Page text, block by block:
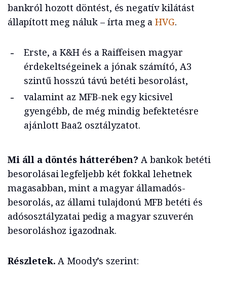
bankról hozott döntést, és negatív kilátást
állapított meg náluk – írta meg aHVG.
Erste, a K&H és a Raiffeisen magyar
érdekeltségeinek a jónak számító, A3
szintű hosszú távú betéti besorolást,
valamint az MFB-nek egy kicsivel
gyengébb, de még mindig befektetésre
ajánlott Baa2 osztályzatot.
Mi áll a döntés hátterében? A bankok betéti
besorolásai legfeljebb két fokkal lehetnek
magasabban, mint a magyar államadós-
besorolás, az állami tulajdonú MFB betéti és
adósosztályzatai pedig a magyar szuverén
besoroláshoz igazodnak.
Részletek.A Moody’s szerint: